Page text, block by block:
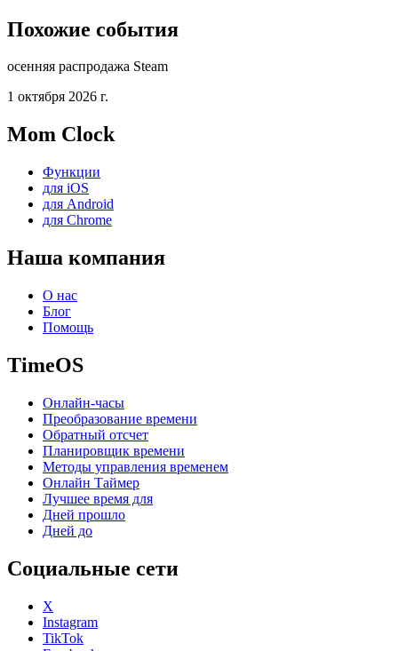
Похожие события
осенняя распродажа Steam
1 октября 2026 г.
Mom Clock
Функции
для iOS
для Android
для Chrome
Наша компания
О нас
Блог
Помощь
TimeOS
Онлайн-часы
Преобразование времени
Обратный отсчет
Планировщик времени
Методы управления временем
Онлайн Таймер
Лучшее время для
Дней прошло
Дней до
Социальные сети
X
Instagram
TikTok